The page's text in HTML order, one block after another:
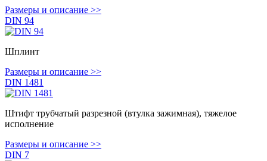
Размеры и описание >>
DIN 94
Шплинт
Размеры и описание >>
DIN 1481
Штифт трубчатый разрезной (втулка зажимная), тяжелое
исполнение
Размеры и описание >>
DIN 7